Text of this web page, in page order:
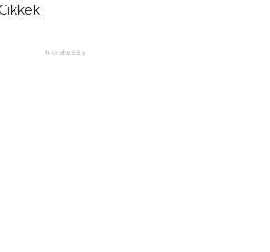
Cikkek